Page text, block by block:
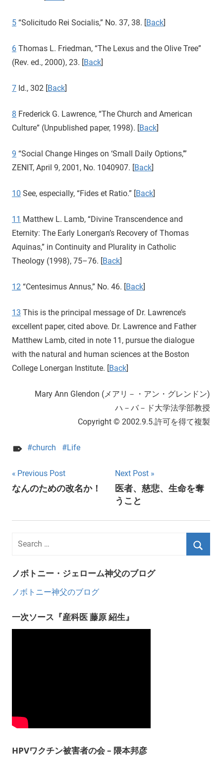
5 “Solicitudo Rei Socialis,” No. 37, 38. [Back]
6 Thomas L. Friedman, “The Lexus and the Olive Tree”
(Rev. ed., 2000), 23. [Back]
7 Id., 302 [Back]
8 Frederick G. Lawrence, “The Church and American
Culture” (Unpublished paper, 1998). [Back]
9 “Social Change Hinges on ‘Small Daily Options,’”
ZENIT, April 9, 2001, No. 1040907. [Back]
10 See, especially, “Fides et Ratio.” [Back]
11 Matthew L. Lamb, “Divine Transcendence and
Eternity: The Early Lonergan’s Recovery of Thomas
Aquinas,” in Continuity and Plurality in Catholic
Theology (1998), 75–76. [Back]
12 “Centesimus Annus,” No. 46. [Back]
13 This is the principal message of Dr. Lawrence’s
excellent paper, cited above. Dr. Lawrence and Father
Matthew Lamb, cited in note 11, pursue the dialogue
with the natural and human sciences at the Boston
College Lonergan Institute. [Back]
Mary Ann Glendon (メアリ－・アン・グレンドン)
ハ－バ－ド大学法学部教授
Copyright © 2002.9.5.許可を得て複製
church Life
Post
navigation
Previous Post
なんのための改名か！
Next Post
医者、慈悲、生命を奪
うこと
ノボトニー・ジェローム神父のブログ
ノボトニー神父のブログ
一次ソース『産科医 藤原 紹生』
HPVワクチン被害者の会 – 隈本邦彦